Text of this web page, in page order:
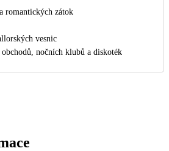
romantických zátok
vesnic
nočních klubů a diskoték